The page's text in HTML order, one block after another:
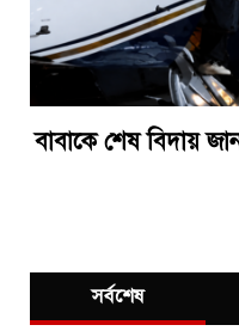
বাবাকে শেষ বিদায়
সর্বশেষ